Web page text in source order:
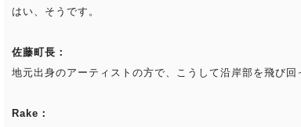
はい、そうです。
佐藤町長：
地元出身のアーティストの方で、こうして沿岸部を飛び回
Rake：